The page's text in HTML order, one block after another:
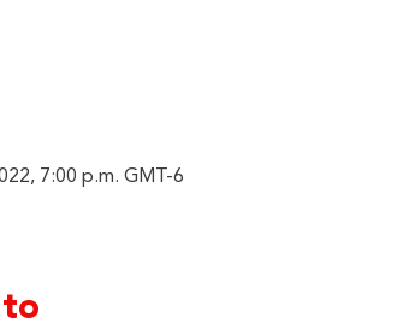
7:00 p.m. GMT-6